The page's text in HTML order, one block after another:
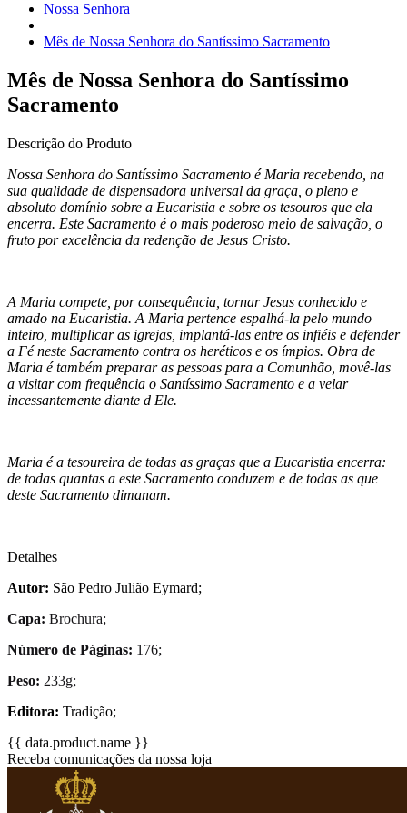
Nossa Senhora
Mês de Nossa Senhora do Santíssimo Sacramento
Mês de Nossa Senhora do Santíssimo
Sacramento
Descrição do Produto
Nossa Senhora do Santíssimo Sacramento é Maria recebendo, na
sua qualidade de dispensadora universal da graça, o pleno e
absoluto domínio sobre a Eucaristia e sobre os tesouros que ela
encerra. Este Sacramento é o mais poderoso meio de salvação, o
fruto por excelência da redenção de Jesus Cristo.
A Maria compete, por consequência, tornar Jesus conhecido e
amado na Eucaristia. A Maria pertence espalhá-la pelo mundo
inteiro, multiplicar as igrejas, implantá-las entre os infiéis e defender
a Fé neste Sacramento contra os heréticos e os ímpios. Obra de
Maria é também preparar as pessoas para a Comunhão, movê-las
a visitar com frequência o Santíssimo Sacramento e a velar
incessantemente diante d Ele.
Maria é a tesoureira de todas as graças que a Eucaristia encerra:
de todas quantas a este Sacramento conduzem e de todas as que
deste Sacramento dimanam.
Detalhes
Autor: São Pedro Julião Eymard;
Capa: Brochura;
Número de Páginas: 176;
Peso: 233g;
Editora: Tradição;
{{ data.product.name }}
Receba comunicações da nossa loja